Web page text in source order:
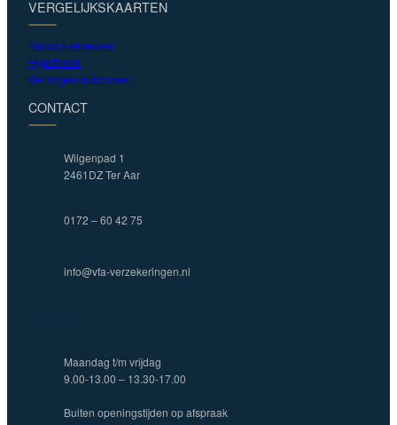
VERGELIJKSKAARTEN
Risico’s afdekken
Hypotheek
Vermogen opbouwen
CONTACT
Wilgenpad 1
2461DZ Ter Aar
0172 – 60 42 75
info@vfa-verzekeringen.nl
Maandag t/m vrijdag
9.00-13.00 – 13.30-17.00
Buiten openingstijden op afspraak